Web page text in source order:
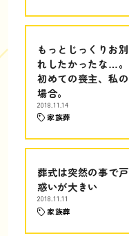
もっとじっくりお別
れしたかったな…。
初めての喪主、私の
場合。
2018.11.14
家族葬
葬式は突然の事で戸
惑いが大きい
2018.11.11
家族葬